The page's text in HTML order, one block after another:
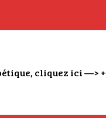
cliquez ici —> +